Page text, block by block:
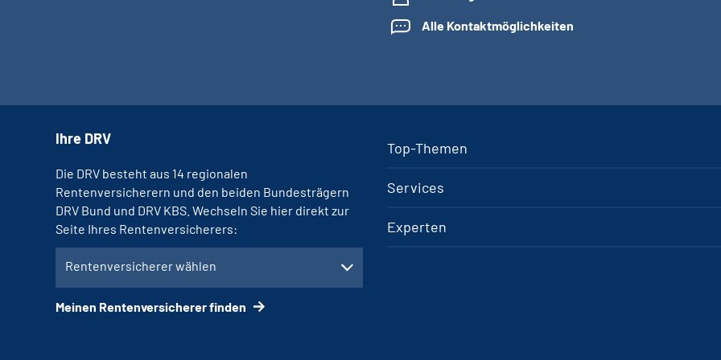
Alle Kontaktmöglichkeiten
Top-Themen
Services
Experten
Ihre DRV
Die DRV besteht aus 14 regionalen
Rentenversicherern und den beiden Bundesträgern
DRV Bund und DRV KBS. Wechseln Sie hier direkt zur
Seite Ihres Rentenversicherers:
Rentenversicherer wählen
Meinen Rentenversicherer finden